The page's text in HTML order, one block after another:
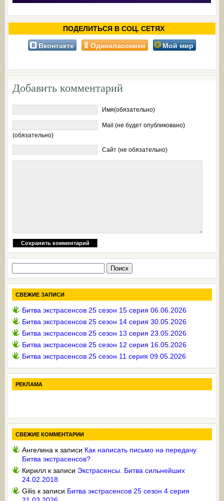
ПОДЕЛИТЬСЯ В СОЦ. СЕТЯХ
Вконтакте Одноклассники Мой мир
Добавить комментарий
Имя(обязательно)
Mail (не будет опубликовано)
(обязательно)
Сайт (не обязательно)
СВЕЖИЕ ЗАПИСИ
Битва экстрасенсов 25 сезон 15 серия 06.06.2026
Битва экстрасенсов 25 сезон 14 серия 30.05.2026
Битва экстрасенсов 25 сезон 13 серия 23.05.2026
Битва экстрасенсов 25 сезон 12 серия 16.05.2026
Битва экстрасенсов 25 сезон 11 серия 09.05.2026
РЕКЛАМА
СВЕЖИЕ КОММЕНТАРИИ
Ангелина к записи Как написать письмо на передачу
Битва экстрасенсов?
Кирилл к записи Экстрасенсы. Битва сильнейших
24.02.2018
Gilis к записи Битва экстрасенсов 25 сезон 4 серия